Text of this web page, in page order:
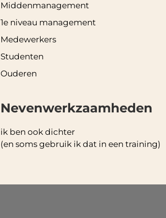
Middenmanagement
1e niveau management
Medewerkers
Studenten
Ouderen
Nevenwerkzaamheden
ik ben ook dichter
(en soms gebruik ik dat in een training)